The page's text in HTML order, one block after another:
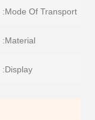
Mode Of Transport:
Material:
Display: